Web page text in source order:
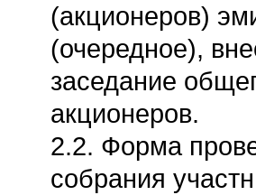
(акционеров)
(очередное),
заседание
акционеров.
2.2. Форма
собрания